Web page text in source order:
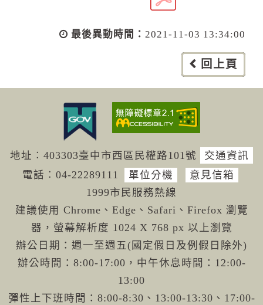
最後異動時間： 2021-11-03 13:34:00
回上頁
地址︰403303臺中市西區民權路101號
交通資訊
電話︰04-22289111 單位分機
意見信箱
1999市民服務熱線
建議使用 Chrome、Edge、Safari、Firefox 瀏覽
器，螢幕解析度 1024 X 768 px 以上瀏覽
辦公日期：週一至週五(國定假日及例假日除外)
辦公時間：8:00-17:00，中午休息時間：12:00-
13:00
彈性上下班時間：8:00-8:30、13:00-13:30、17:00-